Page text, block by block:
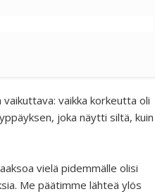
vaikka korkeutta oli
joka näytti siltä, kuin
vielä pidemmälle olisi
Me päätimme lähteä ylös